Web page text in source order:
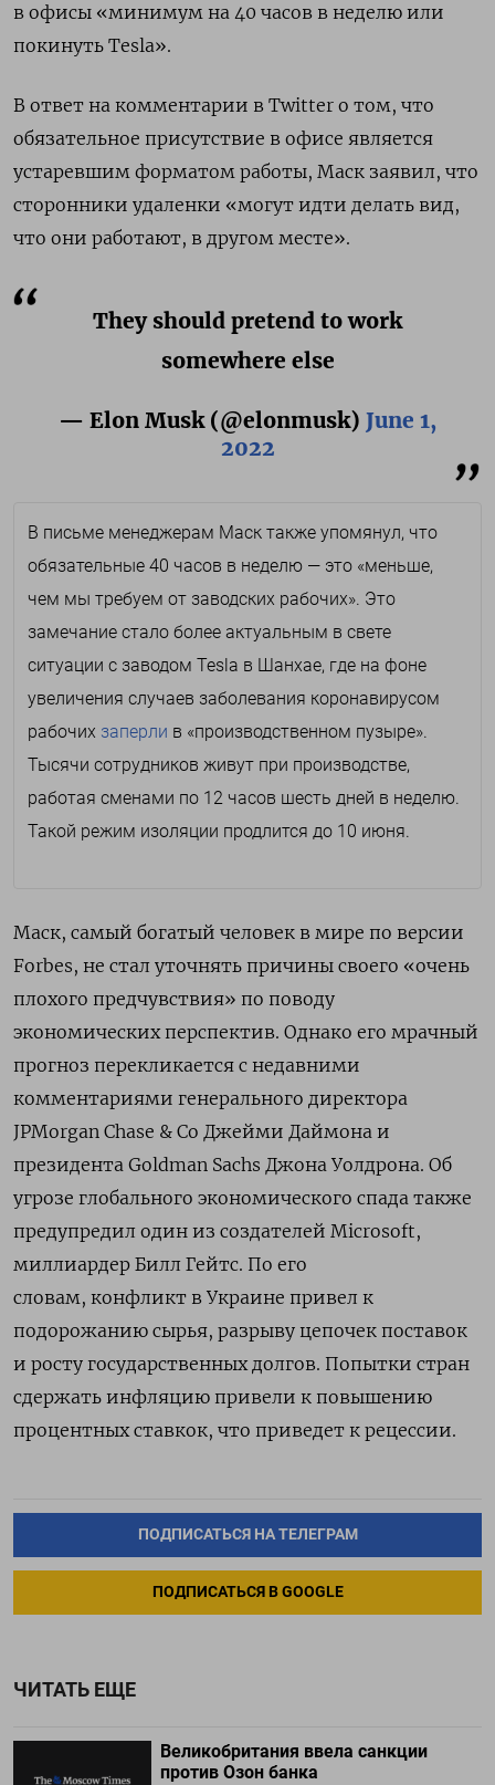
в офисы «минимум на 40 часов в неделю или
покинуть Tesla».
В ответ на комментарии в Twitter о том, что
обязательное присутствие в офисе является
устаревшим форматом работы, Маск заявил, что
сторонники удаленки «могут идти делать вид,
что они работают, в другом месте».
They should pretend to work
somewhere else
— Elon Musk (@elonmusk) June 1,
2022
В письме менеджерам Маск также упомянул, что
обязательные 40 часов в неделю — это «меньше,
чем мы требуем от заводских рабочих». Это
замечание стало более актуальным в свете
ситуации с заводом Tesla в Шанхае, где на фоне
увеличения случаев заболевания коронавирусом
рабочих заперли в «производственном пузыре».
Тысячи сотрудников живут при производстве,
работая сменами по 12 часов шесть дней в неделю.
Такой режим изоляции продлится до 10 июня.
Маск, самый богатый человек в мире по версии
Forbes, не стал уточнять причины своего «очень
плохого предчувствия» по поводу
экономических перспектив. Однако его мрачный
прогноз перекликается с недавними
комментариями генерального директора
JPMorgan Chase & Co Джейми Даймона и
президента Goldman Sachs Джона Уолдрона. Об
угрозе глобального экономического спада также
предупредил один из создателей Microsoft,
миллиардер Билл Гейтс. По его
словам, конфликт в Украине привел к
подорожанию сырья, разрыву цепочек поставок
и росту государственных долгов. Попытки стран
сдержать инфляцию привели к повышению
процентных ставкок, что приведет к рецессии.
ПОДПИСАТЬСЯ НА ТЕЛЕГРАМ
ПОДПИСАТЬСЯ В GOOGLE
ЧИТАТЬ ЕЩЕ
Великобритания ввела санкции
против Озон банка